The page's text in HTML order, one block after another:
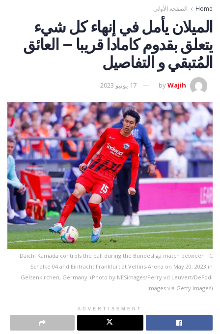
Home الصفحة الأولى
الميلان يأمل في إنهاء كل شيء
يتعلق بقدوم كامادا قريبا – العائق
المُتبقي و التفاصيل
byWajih 17 يونيو 2023
Daichi Kamada controls the ball during the Bundesliga match between FC
Schalke 04 and Eintracht Frankfurt at Veltins-Arena on May 20, 2023 in
Gelsenkirchen, Germany. (Photo by NESimages/Perry vd Leuvert/DeFodi
Images via Getty Images)
ADVERTISEMENT